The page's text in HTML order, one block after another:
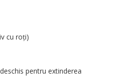
cu roți)
pentru extinderea